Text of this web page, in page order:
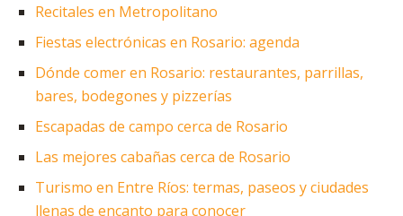
Recitales en Metropolitano
Fiestas electrónicas en Rosario: agenda
Dónde comer en Rosario: restaurantes, parrillas,
bares, bodegones y pizzerías
Escapadas de campo cerca de Rosario
Las mejores cabañas cerca de Rosario
Turismo en Entre Ríos: termas, paseos y ciudades
llenas de encanto para conocer